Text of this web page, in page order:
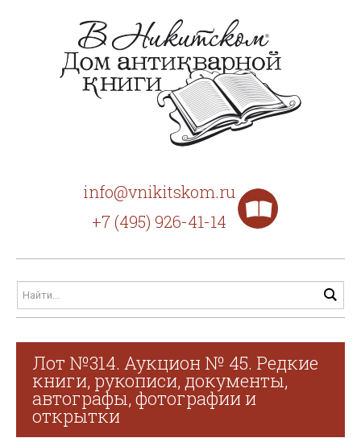
info@vnikitskom.ru
+7 (495) 926-41-14
Лот №314. Аукцион № 45. Редкие
книги, рукописи, документы,
автографы, фотографии и
открытки